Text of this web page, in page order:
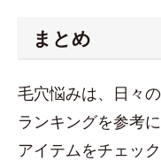
まとめ
毛穴悩みは、日々
ランキングを参考
アイテムをチェッ